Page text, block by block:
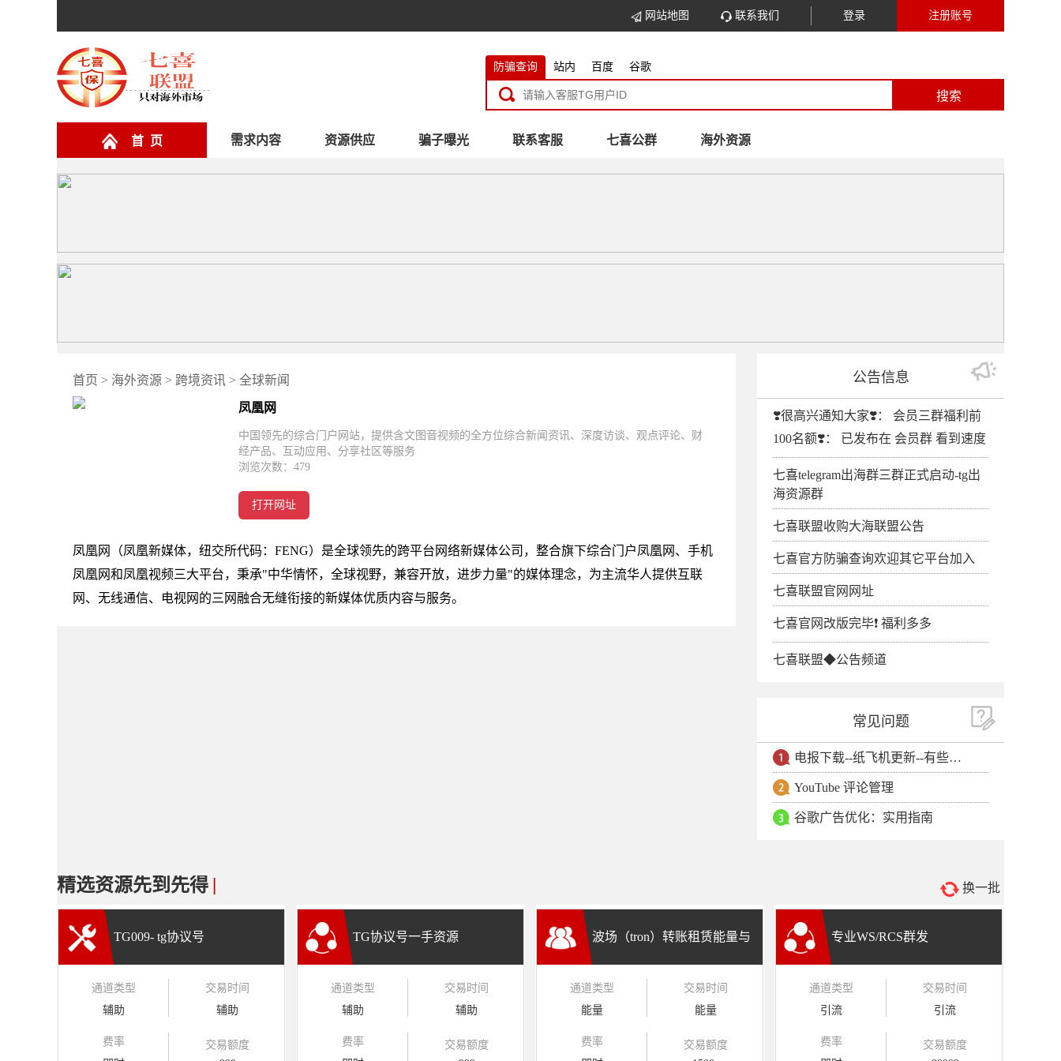
注册账号
登录
联系我们
网站地图
防骗查询 站内 百度 谷歌
搜索
首 页 需求内容 资源供应 骗子曝光 联系客服 七喜公群 海外资源
首页 > 海外资源 > 跨境资讯 > 全球新闻
凤凰网
中国领先的综合门户网站，提供含文图音视频的全方位综合新闻资讯、深度访谈、观点评论、财
经产品、互动应用、分享社区等服务
浏览次数： 479
打开网址
凤凰网（凤凰新媒体，纽交所代码：FENG）是全球领先的跨平台网络新媒体公司，整合旗下综合门户凤凰网、手机
凤凰网和凤凰视频三大平台，秉承"中华情怀，全球视野，兼容开放，进步力量"的媒体理念，为主流华人提供互联
网、无线通信、电视网的三网融合无缝衔接的新媒体优质内容与服务。
公告信息
❣️很高兴通知大家❣️： 会员三群福利前
100名额❣️： 已发布在 会员群 看到速度
七喜telegram出海群三群正式启动-tg出
海资源群
七喜联盟收购大海联盟公告
七喜官方防骗查询欢迎其它平台加入
七喜联盟官网网址
七喜官网改版完毕❗️ 福利多多
七喜联盟◆公告频道
常见问题
电报下载--纸飞机更新--有些用户安卓手机无法更新电报软件
YouTube 评论管理
谷歌广告优化：实用指南
精选资源先到先得 | 换一批
TG009- tg协议号
通道类型
辅助
交易时间
辅助
费率
交易额度
TG协议号一手资源
通道类型
辅助
交易时间
辅助
费率
交易额度
波场（tron）转账租赁能量与
通道类型
能量
交易时间
能量
费率
交易额度
专业WS/RCS群发
通道类型
引流
交易时间
引流
费率
交易额度